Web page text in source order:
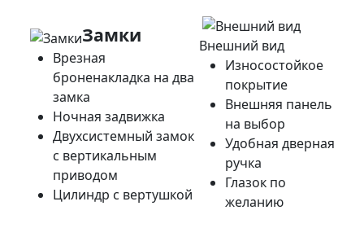
Замки
Врезная
броненакладка на два
замка
Ночная задвижка
Двухсистемный замок
с вертикальным
приводом
Цилиндр с вертушкой
Внешний вид
Износостойкое
покрытие
Внешняя панель
на выбор
Удобная дверная
ручка
Глазок по
желанию